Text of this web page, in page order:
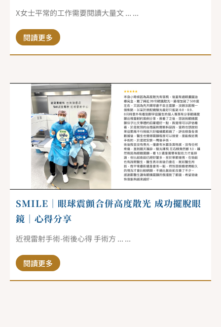
X女士平常的工作需要閱讀大量文 ... ...
閱讀更多
SMILE｜眼球震顫合併高度散光 成功擺脫眼
鏡｜心得分享
近視雷射手術-術後心得 手術方 ... ...
閱讀更多